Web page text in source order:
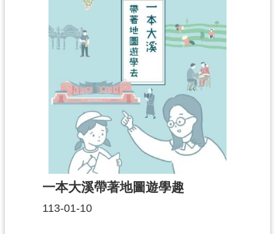
一本大溪帶著地圖遊學趣
113-01-10